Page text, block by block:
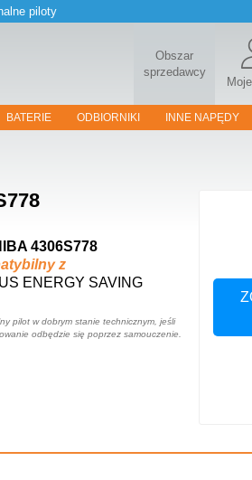
piloty
Obszar
sprzedawcy
BATERIE ODBIORNIKI INNE NAPĘDY
4306S778
z
ENERGY SAVING
pilot w dobrym stanie technicznym, jeśli
odbędzie się poprzez samouczenie.